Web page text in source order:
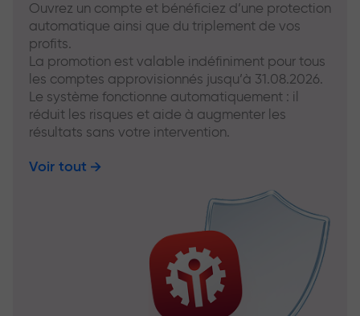
Ouvrez un compte et bénéficiez d’une protection
automatique ainsi que du triplement de vos
profits.
La promotion est valable indéfiniment pour tous
les comptes approvisionnés jusqu’à 31.08.2026.
Le système fonctionne automatiquement : il
réduit les risques et aide à augmenter les
résultats sans votre intervention.
Voir tout